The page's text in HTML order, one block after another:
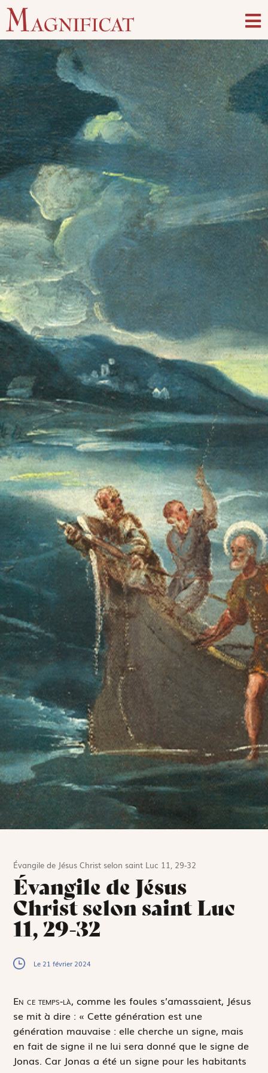
Évangile de Jésus Christ selon saint Luc 11, 29-32
Évangile de Jésus
Christ selon saint Luc
11, 29-32
Le 21 février 2024
En ce temps-là, comme les foules s’amassaient, Jésus
se mit à dire : « Cette génération est une
génération mauvaise : elle cherche un signe, mais
en fait de signe il ne lui sera donné que le signe de
Jonas. Car Jonas a été un signe pour les habitants